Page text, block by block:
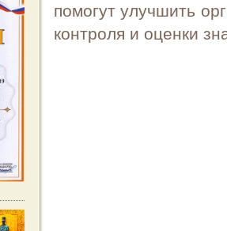
помогут улучшить
контроля и оценки